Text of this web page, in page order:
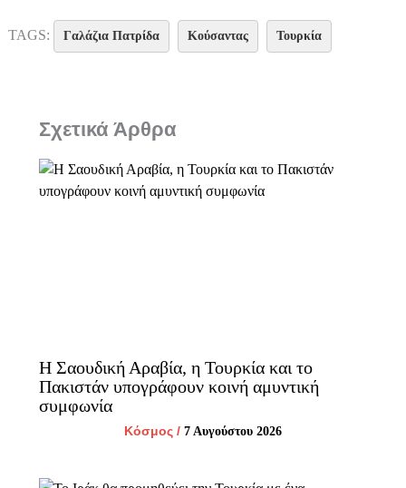
TAGS: Γαλάζια Πατρίδα Κούσαντας Τουρκία
Σχετικά Άρθρα
Η Σαουδική Αραβία, η Τουρκία και το
Πακιστάν υπογράφουν κοινή αμυντική
συμφωνία
Κόσμος / 7 Αυγούστου 2026